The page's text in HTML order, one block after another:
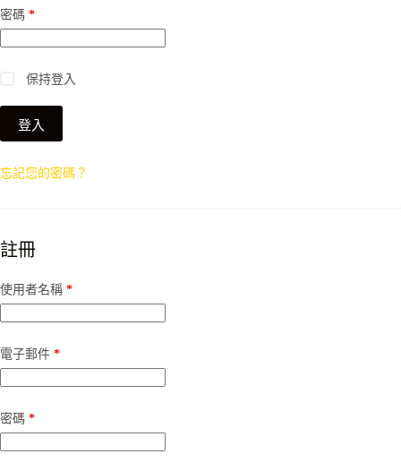
密碼 *必
填
保持登入
登入
忘記您的密碼？
註冊
使用者名稱 *必
填
電子郵件 *必
填
密碼 *必
填